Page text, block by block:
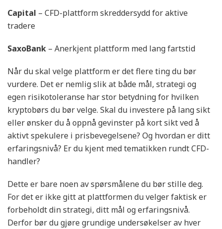
Capital – CFD-plattform skreddersydd for aktive
tradere
SaxoBank – Anerkjent plattform med lang fartstid
Når du skal velge plattform er det flere ting du bør
vurdere. Det er nemlig slik at både mål, strategi og
egen risikotoleranse har stor betydning for hvilken
kryptobørs du bør velge. Skal du investere på lang sikt
eller ønsker du å oppnå gevinster på kort sikt ved å
aktivt spekulere i prisbevegelsene? Og hvordan er ditt
erfaringsnivå? Er du kjent med tematikken rundt CFD-
handler?
Dette er bare noen av spørsmålene du bør stille deg.
For det er ikke gitt at plattformen du velger faktisk er
forbeholdt din strategi, ditt mål og erfaringsnivå.
Derfor bør du gjøre grundige undersøkelser av hver